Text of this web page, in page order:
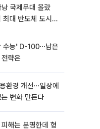
국제무대 올랐
대 반도체 도시
수능' D-100⋯남은
략은
환경 개선⋯일상에
변화 만든다
해는 분명한데 형